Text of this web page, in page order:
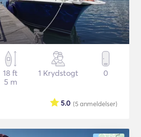
18 ft
5 m
1 Krydstogt 0
(5anmeldelser)
5.0